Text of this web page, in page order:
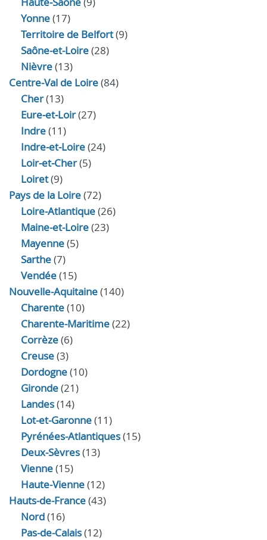
Yonne(17)
Territoire de Belfort(9)
Saône-et-Loire(28)
Nièvre(13)
Centre-Val de Loire(84)
Cher(13)
Eure‑et‑Loir(27)
Indre(11)
Indre‑et‑Loire(24)
Loir‑et‑Cher(5)
Loiret(9)
Pays de la Loire(72)
Loire-Atlantique(26)
Maine-et-Loire(23)
Mayenne(5)
Sarthe(7)
Vendée(15)
Nouvelle-Aquitaine(140)
Charente(10)
Charente-Maritime(22)
Corrèze(6)
Creuse(3)
Dordogne(10)
Gironde(21)
Landes(14)
Lot-et-Garonne(11)
Pyrénées-Atlantiques(15)
Deux-Sèvres(13)
Vienne(15)
Haute-Vienne(12)
Hauts-de-France(43)
Nord(16)
Pas-de-Calais(12)